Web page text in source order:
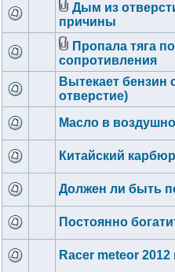
Дым из
причины
Пропала тяга
сопротивления
Вытекает бензин
отверстие)
Масло в
Китайский
Должен ли быть
Постоянно
Racer meteor 2012